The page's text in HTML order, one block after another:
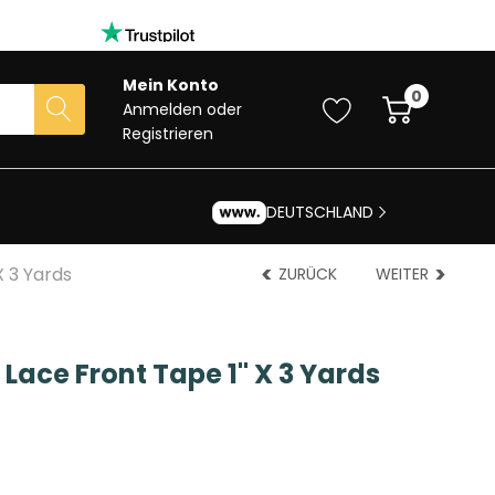
Mein Konto
Anmelden oder
Registrieren
0
DEUTSCHLAND
3 Yards ZURÜCK WEITER
Front Tape 1" X 3 Yards